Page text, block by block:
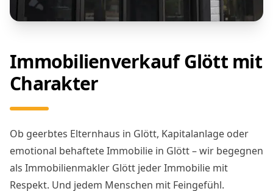
Immobilienverkauf Glött mit
Charakter
Ob geerbtes Elternhaus in Glött, Kapitalanlage oder
emotional behaftete Immobilie in Glött – wir begegnen
als Immobilienmakler Glött jeder Immobilie mit
Respekt. Und jedem Menschen mit Feingefühl.